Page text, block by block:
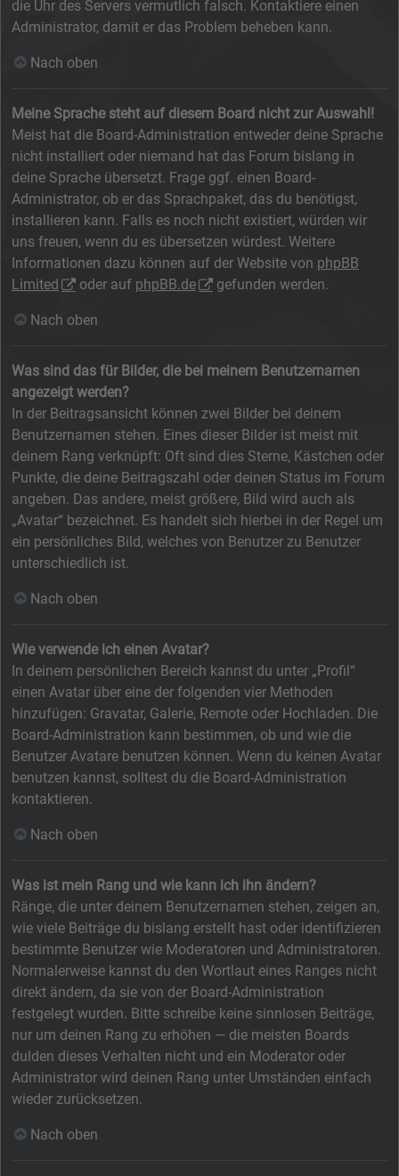
die Uhr des Servers vermutlich falsch. Kontaktiere einen
Administrator, damit er das Problem beheben kann.
Nach oben
Meine Sprache steht auf diesem Board nicht zur Auswahl!
Meist hat die Board-Administration entweder deine Sprache
nicht installiert oder niemand hat das Forum bislang in
deine Sprache übersetzt. Frage ggf. einen Board-
Administrator, ob er das Sprachpaket, das du benötigst,
installieren kann. Falls es noch nicht existiert, würden wir
uns freuen, wenn du es übersetzen würdest. Weitere
Informationen dazu können auf der Website von phpBB
Limited
oder auf phpBB.de gefunden werden.
Nach oben
Was sind das für Bilder, die bei meinem Benutzernamen
angezeigt werden?
In der Beitragsansicht können zwei Bilder bei deinem
Benutzernamen stehen. Eines dieser Bilder ist meist mit
deinem Rang verknüpft: Oft sind dies Sterne, Kästchen oder
Punkte, die deine Beitragszahl oder deinen Status im Forum
angeben. Das andere, meist größere, Bild wird auch als
„Avatar“ bezeichnet. Es handelt sich hierbei in der Regel um
ein persönliches Bild, welches von Benutzer zu Benutzer
unterschiedlich ist.
Nach oben
Wie verwende ich einen Avatar?
In deinem persönlichen Bereich kannst du unter „Profil“
einen Avatar über eine der folgenden vier Methoden
hinzufügen: Gravatar, Galerie, Remote oder Hochladen. Die
Board-Administration kann bestimmen, ob und wie die
Benutzer Avatare benutzen können. Wenn du keinen Avatar
benutzen kannst, solltest du die Board-Administration
kontaktieren.
Nach oben
Was ist mein Rang und wie kann ich ihn ändern?
Ränge, die unter deinem Benutzernamen stehen, zeigen an,
wie viele Beiträge du bislang erstellt hast oder identifizieren
bestimmte Benutzer wie Moderatoren und Administratoren.
Normalerweise kannst du den Wortlaut eines Ranges nicht
direkt ändern, da sie von der Board-Administration
festgelegt wurden. Bitte schreibe keine sinnlosen Beiträge,
nur um deinen Rang zu erhöhen — die meisten Boards
dulden dieses Verhalten nicht und ein Moderator oder
Administrator wird deinen Rang unter Umständen einfach
wieder zurücksetzen.
Nach oben